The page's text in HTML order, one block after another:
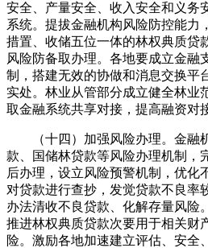
安全、产量安全、收入安全和义务
系统。提拔金融机构风险防控能力
措置、收储五位一体的林权典质贷
风险防备取办理。各地要成立金融
制，搭建无效的协做和消息交换平
实处。林业从管部分成立健全林业
取金融系统共享对接，提高融资对
（十四）加强风险办理。金融
款、国储林贷款等风险办理机制，
后办理，设立风险预警机制，优化
对贷款进行查抄，发觉贷款不良率
办法清收不良贷款、化解存量风险
推进林权典质贷款次要用于相关财
险。激励各地加速建立评估、安全